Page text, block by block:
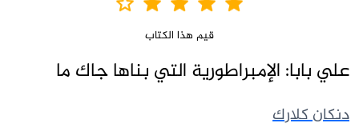
قيم هذا الكتاب
علي بابا: الإمبراطورية التي بناها جاك ما
دنكان كلارك